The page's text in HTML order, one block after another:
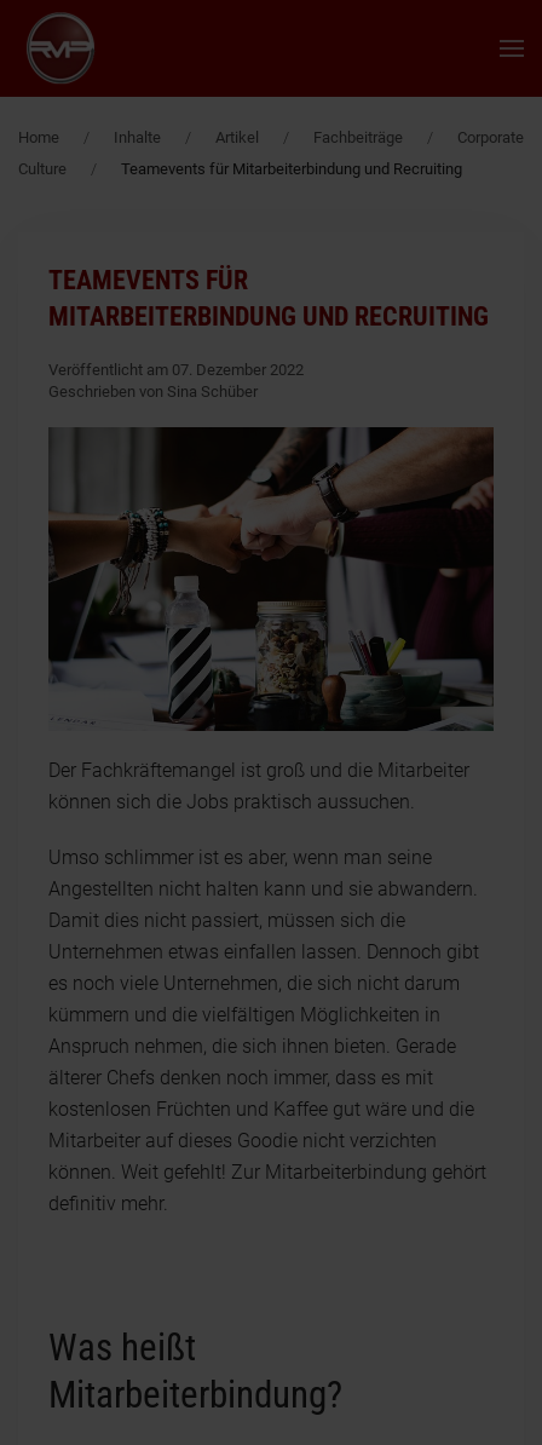
Zum Hauptinhalt springen
Home Inhalte Artikel Fachbeiträge
Corporate
Culture
Teamevents für Mitarbeiterbindung und Recruiting
TEAMEVENTS FÜR
MITARBEITERBINDUNG UND RECRUITING
Veröffentlicht am 07. Dezember 2022
Geschrieben von Sina Schüber
Der Fachkräftemangel ist groß und die Mitarbeiter
können sich die Jobs praktisch aussuchen.
Umso schlimmer ist es aber, wenn man seine
Angestellten nicht halten kann und sie abwandern.
Damit dies nicht passiert, müssen sich die
Unternehmen etwas einfallen lassen. Dennoch gibt
es noch viele Unternehmen, die sich nicht darum
kümmern und die vielfältigen Möglichkeiten in
Anspruch nehmen, die sich ihnen bieten. Gerade
älterer Chefs denken noch immer, dass es mit
kostenlosen Früchten und Kaffee gut wäre und die
Mitarbeiter auf dieses Goodie nicht verzichten
können. Weit gefehlt! Zur Mitarbeiterbindung gehört
definitiv mehr.
Was heißt
Mitarbeiterbindung?